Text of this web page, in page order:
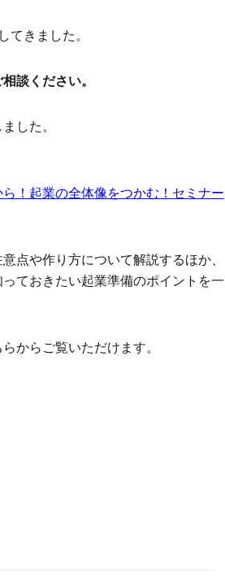
てきました。
談ください。
した。
！起業の全体像をつかむ！セミナー
点や作り方について解説するほか、
ておきたい起業準備のポイントを一
からご覧いただけます。